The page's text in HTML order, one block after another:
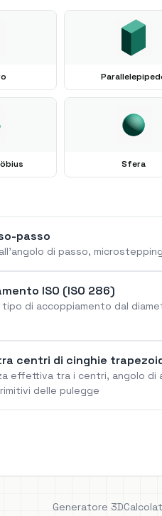
Sfera
passo
di passo,
ISO (ISO 286)
di accoppiamento dal
centri di cinghie
effettiva tra i centri, angolo
delle pulegge
Generatore 3D